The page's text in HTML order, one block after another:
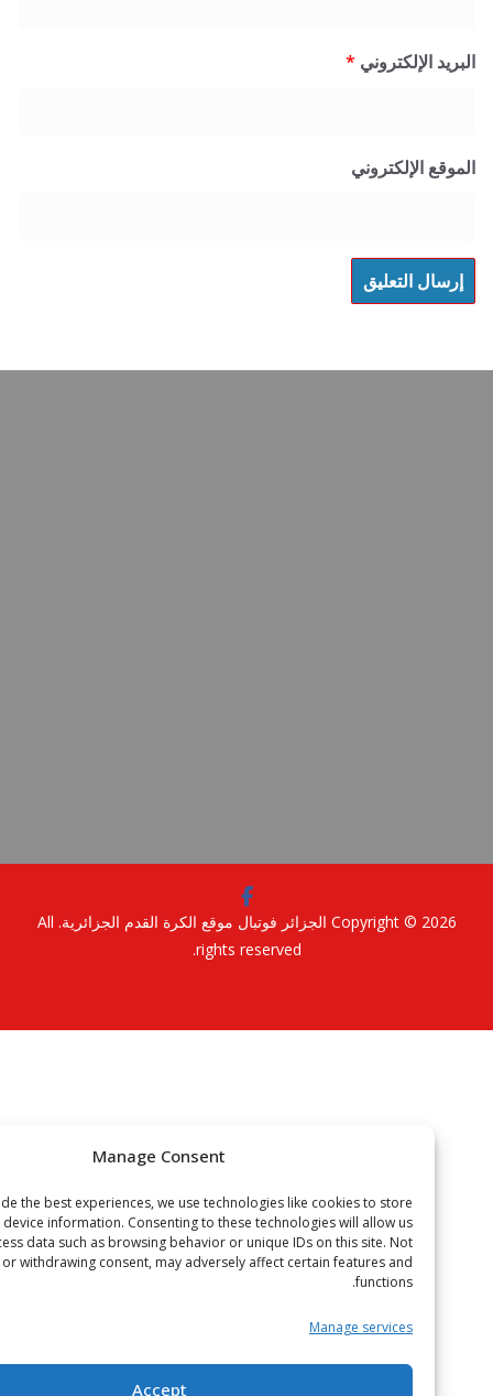
Manage Consent
To provide the best experiences, we use technologies like cookies to store
access device information. Consenting to these technologies will allow us
to process data such as browsing behavior or unique IDs on this site. Not
or withdrawing consent, may adversely affect certain features and
Manage services
الإلكتروني*
الإلكتروني
Copyright © الجزائر فوتبال موقع الكرة القدم الجزائرية
. All
rights reserved.